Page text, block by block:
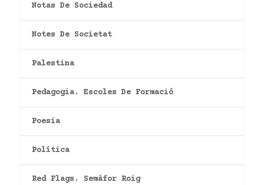
Notas De Sociedad
Notes De Societat
Palestina
Pedagogia. Escoles De Formació
Poesia
Política
Red Flags. Semàfor Roig